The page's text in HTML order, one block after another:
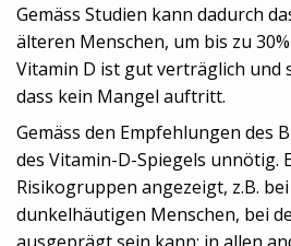
Gemäss Studien kann dadurch
älteren Menschen, um bis zu
Vitamin D ist gut verträglich und
dass kein Mangel auftritt.
Gemäss den Empfehlungen des
des Vitamin-D-Spiegels
Risikogruppen angezeigt, z.B.
dunkelhäutigen Menschen, bei